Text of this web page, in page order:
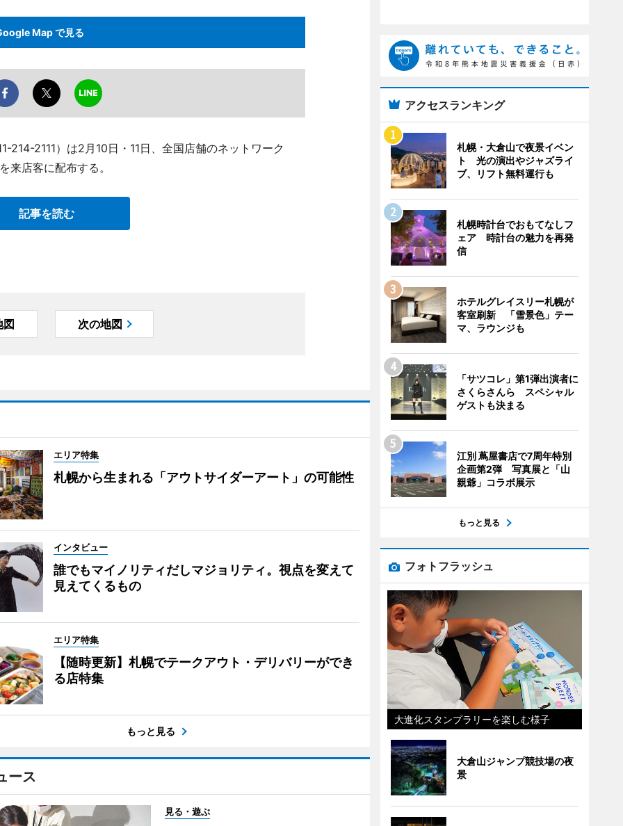
Map で見る
214-2111）は2月10日・11日、全国店舗のネットワーク
来店客に配布する。
記事を読む
図 次の地図
エリア特集
札幌から生まれる「アウトサイダーアート」の可能性
インタビュー
誰でもマイノリティだしマジョリティ。視点を変えて
見えてくるもの
エリア特集
【随時更新】札幌でテークアウト・デリバリーができ
る店特集
もっと見る
ース
見る・遊ぶ
アクセスランキング
札幌・大倉山で夜景イベン
ト 光の演出やジャズライ
ブ、リフト無料運行も
札幌時計台でおもてなしフ
ェア 時計台の魅力を再発
信
ホテルグレイスリー札幌が
客室刷新 「雪景色」テー
マ、ラウンジも
「サツコレ」第1弾出演者に
さくらさんら スペシャル
ゲストも決まる
江別 蔦屋書店で7周年特別
企画第2弾 写真展と「山
親爺」コラボ展示
もっと見る
フォトフラッシュ
大進化スタンプラリーを楽しむ様子
大倉山ジャンプ競技場の夜
景